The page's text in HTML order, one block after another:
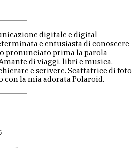
digitale e digital
e entusiasta di conoscere
pronunciato prima la parola
di viaggi, libri e musica.
e scrivere. Scattatrice di foto
la mia adorata Polaroid.